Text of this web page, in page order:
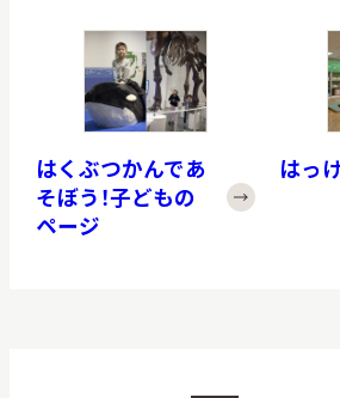
はくぶつかんであ
そぼう！子どもの
ページ
はっ